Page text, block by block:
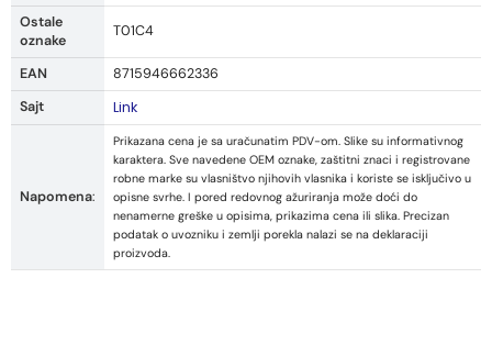
Ostale
oznake
T01C4
EAN
8715946662336
Sajt
Link
Napomena:
Prikazana cena je sa uračunatim PDV-om. Slike su informativnog
karaktera. Sve navedene OEM oznake, zaštitni znaci i registrovane
robne marke su vlasništvo njihovih vlasnika i koriste se isključivo u
opisne svrhe. I pored redovnog ažuriranja može doći do
nenamerne greške u opisima, prikazima cena ili slika. Precizan
podatak o uvozniku i zemlji porekla nalazi se na deklaraciji
proizvoda.